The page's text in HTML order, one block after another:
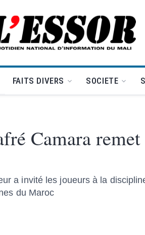
L'Essor - retour à la une
FAITS DIVERS SOCIETE
Camara
a invité les joueurs à la
du Maroc